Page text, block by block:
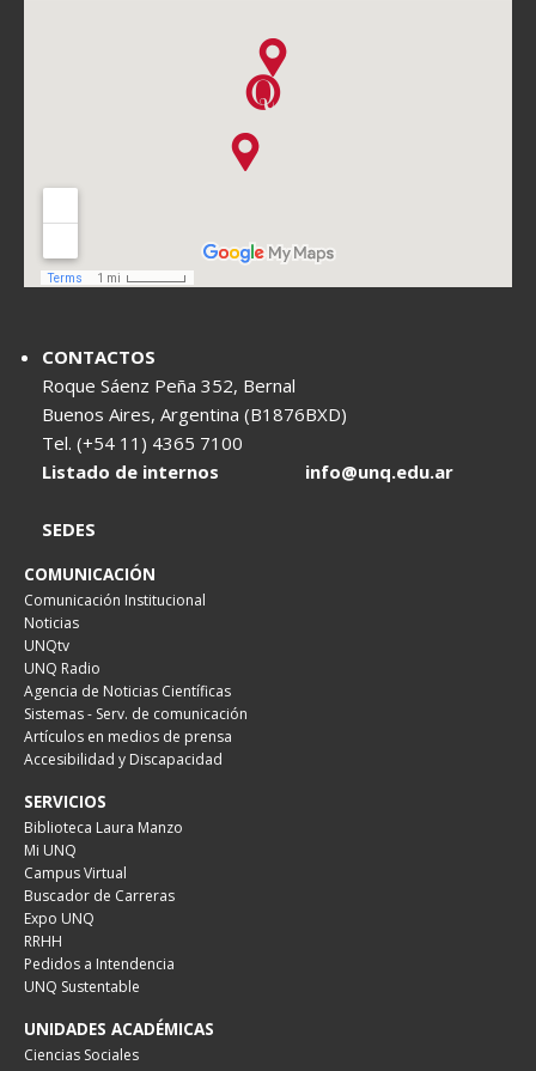
CONTACTOS
Roque Sáenz Peña 352, Bernal
Buenos Aires, Argentina (B1876BXD)
Tel. (+54 11) 4365 7100
Listado de internos
info@unq.edu.ar
SEDES
COMUNICACIÓN
Comunicación Institucional
Noticias
UNQtv
UNQ Radio
Agencia de Noticias Científicas
Sistemas - Serv. de comunicación
Artículos en medios de prensa
Accesibilidad y Discapacidad
SERVICIOS
Biblioteca Laura Manzo
Mi UNQ
Campus Virtual
Buscador de Carreras
Expo UNQ
RRHH
Pedidos a Intendencia
UNQ Sustentable
UNIDADES ACADÉMICAS
Ciencias Sociales